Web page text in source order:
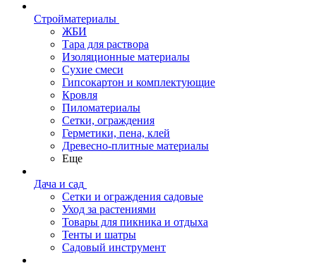
Стройматериалы
ЖБИ
Тара для раствора
Изоляционные материалы
Сухие смеси
Гипсокартон и комплектующие
Кровля
Пиломатериалы
Сетки, ограждения
Герметики, пена, клей
Древесно-плитные материалы
Еще
Дача и сад
Сетки и ограждения садовые
Уход за растениями
Товары для пикника и отдыха
Тенты и шатры
Садовый инструмент